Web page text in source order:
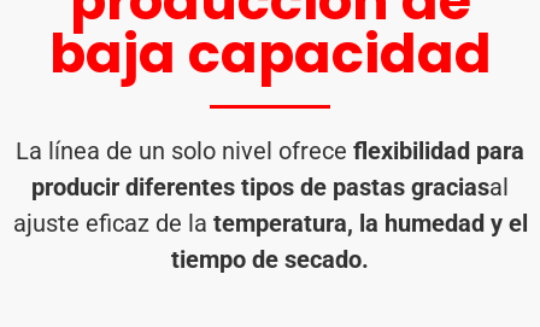
baja capacidad
La línea de un solo nivel ofrece flexibilidad para
producir diferentes tipos de pastas graciasal
ajuste eficaz de la temperatura, la humedad y el
tiempo de secado.